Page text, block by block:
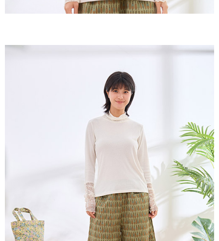
３．未成年的使用者請事先徵得法定代理人或監護人之同意方可使用
「AFTEE先享後付」，若未經同意申辦者引起之損失，本公司不負相關責
請求用戶進行身份認證。